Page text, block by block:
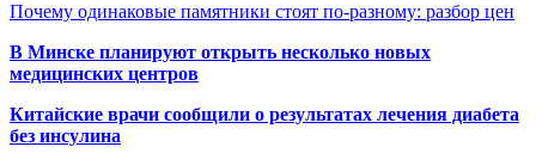
Почему одинаковые памятники стоят по-разному: разбор цен
В Минске планируют открыть несколько новых
медицинских центров
Китайские врачи сообщили о результатах лечения диабета
без инсулина